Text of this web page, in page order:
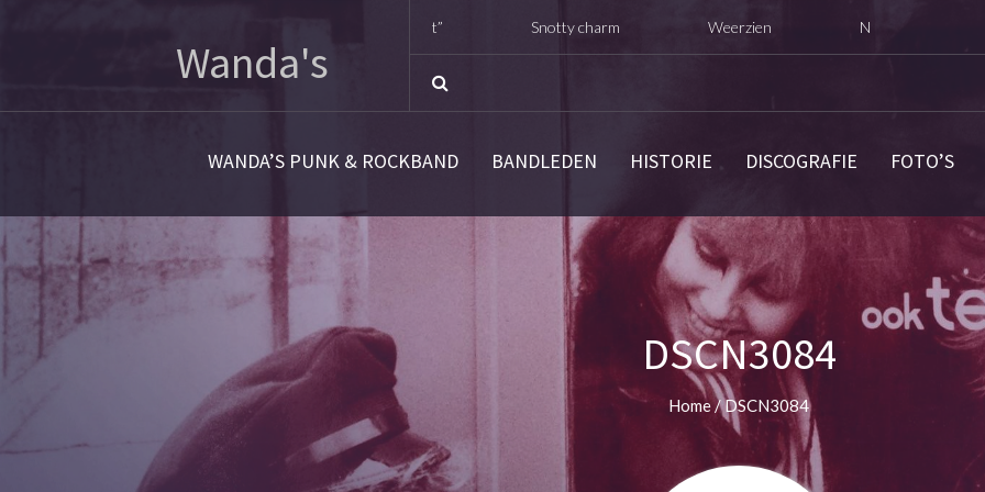
Wanda's
Snotty charm Weerzien Nu opnieuw digitaal
WANDA’S PUNK & ROCKBAND BANDLEDEN HISTORIE DISCOGRAFIE FOTO’S
DSCN3084
Home/DSCN3084